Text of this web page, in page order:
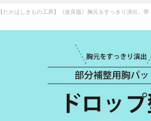
【たかはしきもの工房】《改良版》胸元をすっきり演出。帯揚まわりに、ひずみの出やすい方に 部分補整用胸パッド ドロップ型